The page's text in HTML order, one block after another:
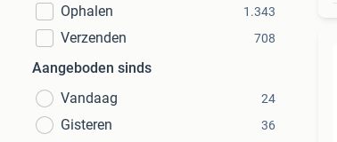
Ophalen
1.343
Verzenden 708
Aangeboden sinds
Vandaag
24
Gisteren 36